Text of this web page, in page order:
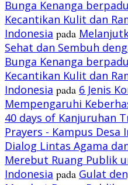
Bunga Kenanga
Kecantikan Kulit dan
Indonesia pada
Sehat dan Sembuh
Bunga Kenanga
Kecantikan Kulit dan
Indonesia pada 6 Jenis
Mempengaruhi
40 days of Kanjuruhan
Prayers - Kampus Desa
Dialog Lintas Agama
Merebut Ruang Publik
Indonesia pada Gulat